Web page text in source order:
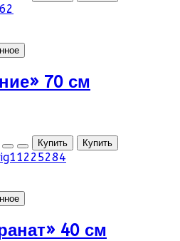
70 см
40 см